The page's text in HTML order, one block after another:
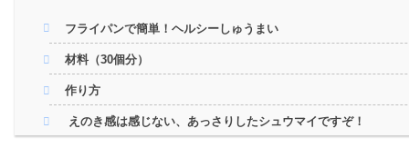
フライパンで簡単！ヘルシーしゅうまい
材料（30個分）
作り方
えのき感は感じない、あっさりしたシュウマイですぞ！